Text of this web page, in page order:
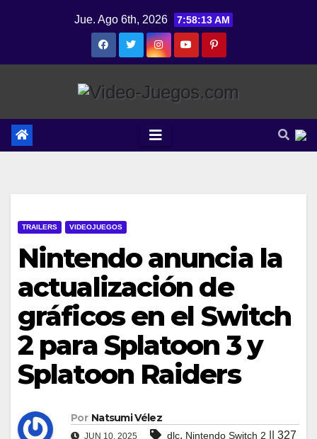
Jue. Ago 6th, 2026 7:58:14 AM
TRAILERS VIDEOJUEGOS
Nintendo anuncia la
actualización de
gráficos en el Switch
2 para Splatoon 3 y
Splatoon Raiders
Por Natsumi Vélez
JUN 10, 2025 dlc, Nintendo Switch 2
|| 327